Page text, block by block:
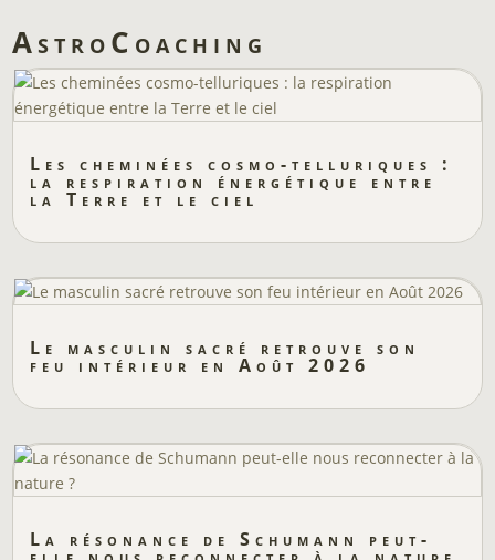
AstroCoaching
Les cheminées cosmo-telluriques :
la respiration énergétique entre
la Terre et le ciel
Le masculin sacré retrouve son
feu intérieur en Août 2026
La résonance de Schumann peut-